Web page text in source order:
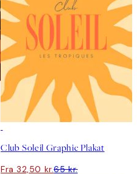
Club Soleil Graphic Plakat
Fra 32,50 kr.65 kr.